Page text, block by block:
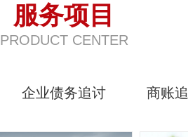
服务项目
PRODUCT CENTER
企业债务追讨 商账